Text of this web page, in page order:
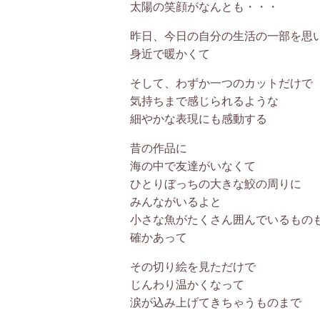
太陽の笑顔がなんとも・・・
昨日、今日の自分の生活の一部を思
身近で暖かくて
そして、わずか一つのカットだけで
気持ちまで感じられるような
細やかな表現にも感動する
昔の作品に
海の中で友達がいなくて
ひとりぼっちの大きな鮫の周りに
みんながいるよと
小さな魚がたくさん囲んでいるもの
確かあって
その切り絵を見ただけで
じんわり温かくなって
涙が込み上げてきちゃうものまで